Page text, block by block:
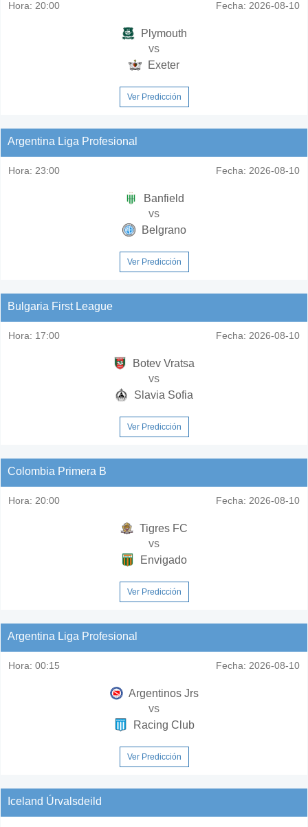
Hora: 20:00 Fecha: 2026-08-10
Plymouth
vs
Exeter
Ver Predicción
Argentina Liga Profesional
Hora: 23:00 Fecha: 2026-08-10
Banfield
vs
Belgrano
Ver Predicción
Bulgaria First League
Hora: 17:00 Fecha: 2026-08-10
Botev Vratsa
vs
Slavia Sofia
Ver Predicción
Colombia Primera B
Hora: 20:00 Fecha: 2026-08-10
Tigres FC
vs
Envigado
Ver Predicción
Argentina Liga Profesional
Hora: 00:15 Fecha: 2026-08-10
Argentinos Jrs
vs
Racing Club
Ver Predicción
Iceland Úrvalsdeild